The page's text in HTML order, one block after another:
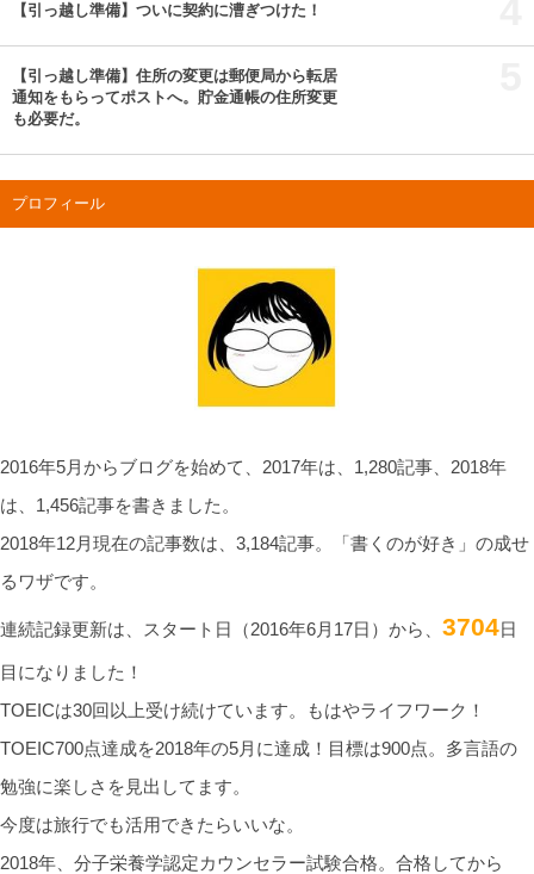
【引っ越し準備】ついに契約に漕ぎつけた！
【引っ越し準備】住所の変更は郵便局から転居
通知をもらってポストへ。貯金通帳の住所変更
も必要だ。
プロフィール
2016年5月からブログを始めて、2017年は、1,280記事、2018年
は、1,456記事を書きました。
2018年12月現在の記事数は、3,184記事。「書くのが好き」の成せ
るワザです。
連続記録更新は、スタート日（2016年6月17日）から、 3704日
目になりました！
TOEICは30回以上受け続けています。もはやライフワーク！
TOEIC700点達成を2018年の5月に達成！目標は900点。多言語の
勉強に楽しさを見出してます。
今度は旅行でも活用できたらいいな。
2018年、分子栄養学認定カウンセラー試験合格。合格してから